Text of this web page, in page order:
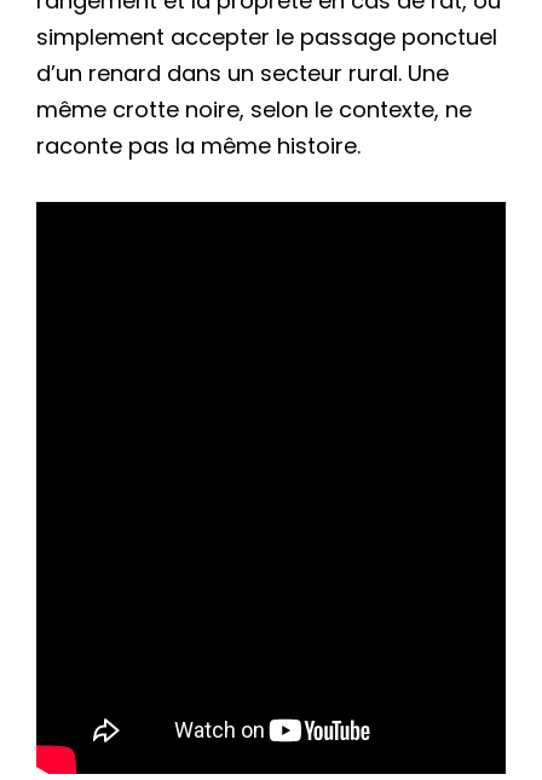
simplement accepter le passage ponctuel
d’un renard dans un secteur rural. Une
même crotte noire, selon le contexte, ne
raconte pas la même histoire.